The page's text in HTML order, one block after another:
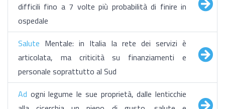
difficili fino a 7 volte più probabilità di finire in
ospedale
Salute Mentale: in Italia la rete dei servizi è
articolata, ma criticità su finanziamenti e
personale soprattutto al Sud
Ad ogni legume le sue proprietà, dalle lenticchie